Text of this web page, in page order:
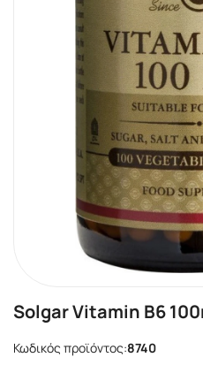
Solgar Vitamin B6
Κωδικός προϊόντος:8740